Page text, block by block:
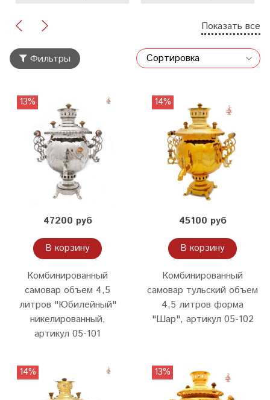
Показать все
Фильтры
13%
47200 руб
В корзину
Комбинированный
самовар объем 4,5
литров "Юбилейный"
никелированный,
артикул 05-101
14%
45100 руб
В корзину
Комбинированный
самовар тульский объем
4,5 литров форма
"Шар", артикул 05-102
14% 13%